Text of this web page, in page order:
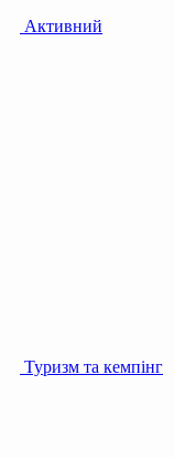
Активний
Туризм та кемпінг